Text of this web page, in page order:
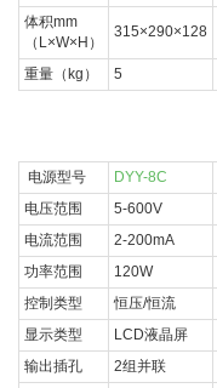
体积mm
（L×W×H）
315×290×128
重量（kg） 5
电源型号 DYY-8C
电压范围
5-600V
电流范围
2-200mA
功率范围
120W
控制类型
恒压/恒流
显示类型
LCD液晶屏
输出插孔
2组并联